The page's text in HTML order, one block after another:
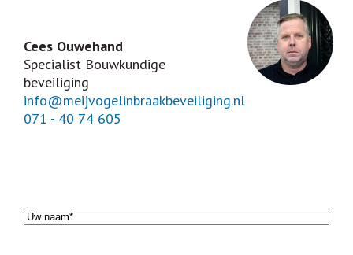
SLEUTELPLAN – SLUITPLAN
ACTUEEL
CONTACT
Cees Ouwehand
Specialist Bouwkundige
beveiliging
info@meijvogelinbraakbeveiliging.nl
071 - 40 74 605
Naam(Vereist)